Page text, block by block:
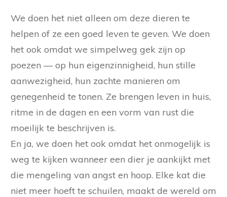
We doen het niet alleen om deze dieren te
helpen of ze een goed leven te geven. We doen
het ook omdat we simpelweg gek zijn op
poezen — op hun eigenzinnigheid, hun stille
aanwezigheid, hun zachte manieren om
genegenheid te tonen. Ze brengen leven in huis,
ritme in de dagen en een vorm van rust die
moeilijk te beschrijven is.
En ja, we doen het ook omdat het onmogelijk is
weg te kijken wanneer een dier je aankijkt met
die mengeling van angst en hoop. Elke kat die
niet meer hoeft te schuilen, maakt de wereld om